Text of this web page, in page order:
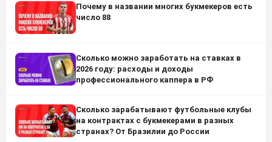
Почему в названии многих букмекеров есть
число 88
Сколько можно заработать на ставках в
2026 году: расходы и доходы
профессионального каппера в РФ
Сколько зарабатывают футбольные клубы
на контрактах с букмекерами в разных
странах? От Бразилии до России